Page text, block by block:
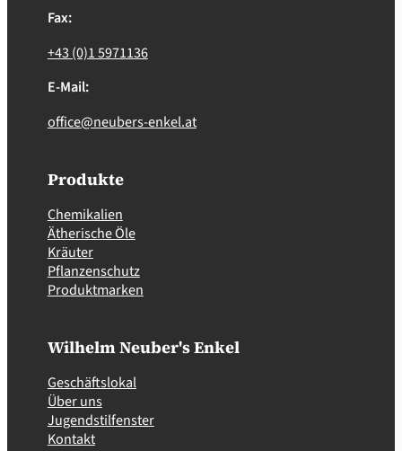
Fax:
+43 (0)1 5971136
E-Mail:
office@neubers-enkel.at
Produkte
Chemikalien
Ätherische Öle
Kräuter
Pflanzenschutz
Produktmarken
Wilhelm Neuber's Enkel
Geschäftslokal
Über uns
Jugendstilfenster
Kontakt